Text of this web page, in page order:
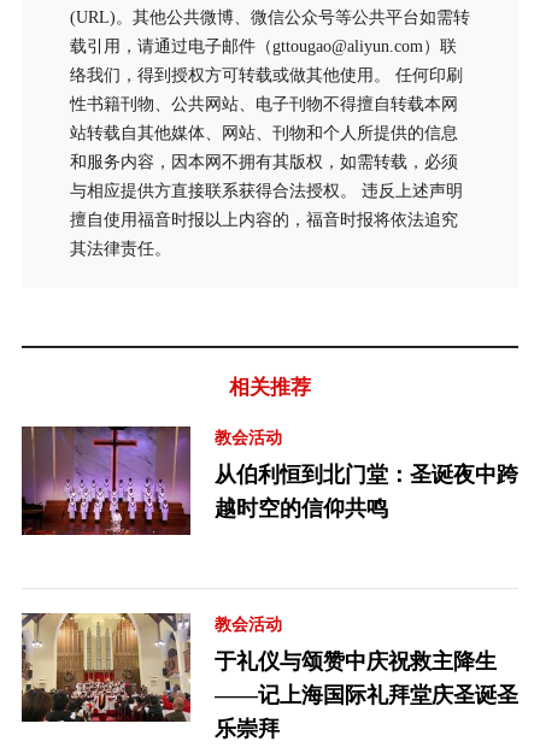
(URL)。其他公共微博、微信公众号等公共平台如需转
载引用，请通过电子邮件（gttougao@aliyun.com）联
络我们，得到授权方可转载或做其他使用。 任何印刷
性书籍刊物、公共网站、电子刊物不得擅自转载本网
站转载自其他媒体、网站、刊物和个人所提供的信息
和服务内容，因本网不拥有其版权，如需转载，必须
与相应提供方直接联系获得合法授权。 违反上述声明
擅自使用福音时报以上内容的，福音时报将依法追究
其法律责任。
相关推荐
教会活动
从伯利恒到北门堂：圣诞夜中跨
越时空的信仰共鸣
教会活动
于礼仪与颂赞中庆祝救主降生
——记上海国际礼拜堂庆圣诞圣
乐崇拜